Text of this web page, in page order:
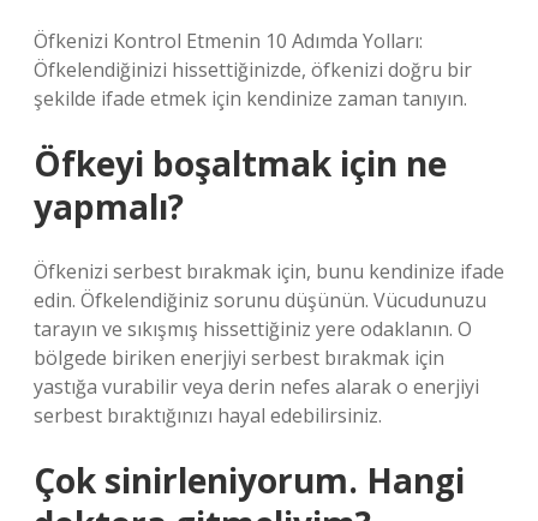
Öfkenizi Kontrol Etmenin 10 Adımda Yolları:
Öfkelendiğinizi hissettiğinizde, öfkenizi doğru bir
şekilde ifade etmek için kendinize zaman tanıyın.
Öfkeyi boşaltmak için ne
yapmalı?
Öfkenizi serbest bırakmak için, bunu kendinize ifade
edin. Öfkelendiğiniz sorunu düşünün. Vücudunuzu
tarayın ve sıkışmış hissettiğiniz yere odaklanın. O
bölgede biriken enerjiyi serbest bırakmak için
yastığa vurabilir veya derin nefes alarak o enerjiyi
serbest bıraktığınızı hayal edebilirsiniz.
Çok sinirleniyorum. Hangi